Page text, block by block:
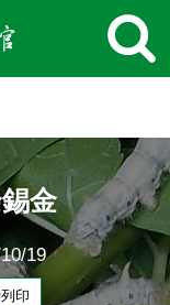
金
19
印